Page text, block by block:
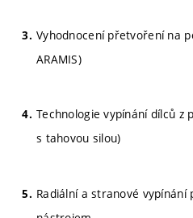
Vyhodnocení přetvoření na
ARAMIS)
Technologie vypínání dílců z
s tahovou silou)
Radiální a stranové vypínání